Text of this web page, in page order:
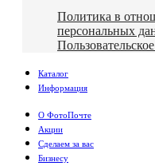
Политика в
персональных
Каталог
Информация
О ФотоПочте
Акции
Сделаем за вас
Бизнесу